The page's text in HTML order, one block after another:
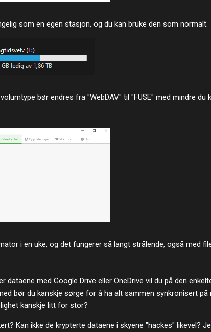
som en egen stasjon, og du kan bruke den som normalt.
bør endres fra "WebDAV" til "FUSE" med mindre du
i en uke, og det fungerer så langt strålende, også med
med Google Drive eller OneDrive vil du på den
bør du kanskje sørge for å ha alt sammen synkronisert på
kanskje litt for stor?
Kan ikke de krypterte dataene i skyene "hackes" likevel?